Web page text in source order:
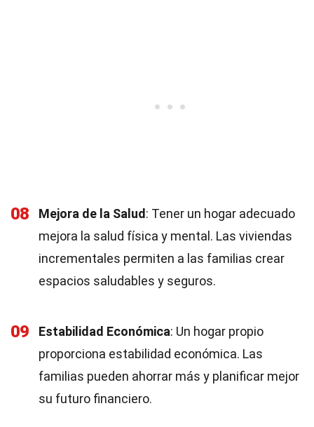
08 Mejora de la Salud : Tener un hogar adecuado
mejora la salud física y mental. Las viviendas
incrementales permiten a las familias crear
espacios saludables y seguros.
09 Estabilidad Económica: Un hogar propio
proporciona estabilidad económica. Las
familias pueden ahorrar más y planificar mejor
su futuro financiero.